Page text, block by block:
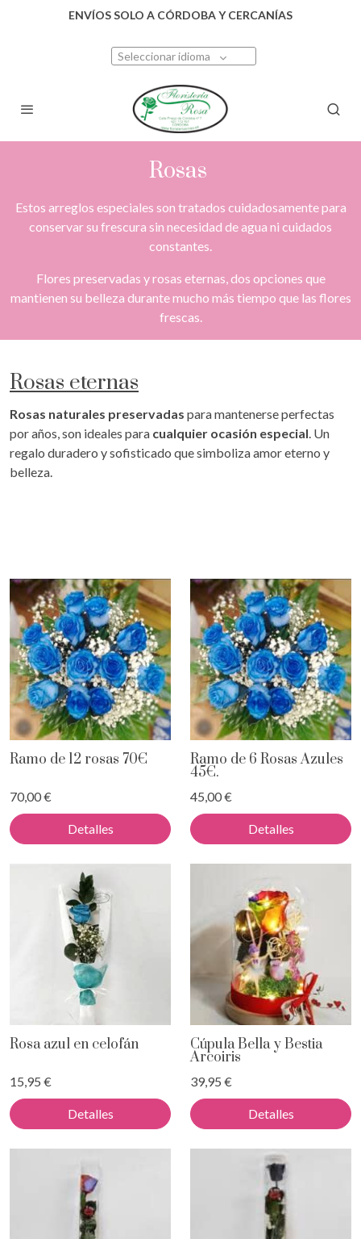
ENVÍOS SOLO A CÓRDOBA Y CERCANÍAS
Seleccionar idioma
Rosas
Estos arreglos especiales son tratados cuidadosamente para
conservar su frescura sin necesidad de agua ni cuidados
constantes.
Flores preservadas y rosas eternas, dos opciones que
mantienen su belleza durante mucho más tiempo que las flores
frescas.
Rosas eternas
Rosas naturales preservadas para mantenerse perfectas
por años, son ideales para cualquier ocasión especial. Un
regalo duradero y sofisticado que simboliza amor eterno y
belleza.
Ramo de 12 rosas 70€
70,00 €
Detalles
Ramo de 6 Rosas Azules
45€.
45,00 €
Detalles
Rosa azul en celofán
15,95 €
Detalles
Cúpula Bella y Bestia
Arcoiris
39,95 €
Detalles